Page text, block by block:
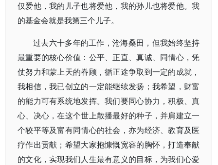
仅爱他，我的儿子也将爱他，我的孙儿也将爱他。我
的基金会就是我第三个儿子。
过去六十多年的工作，沧海桑田，但我始终坚持
最重要的核心价值：公平、正直、真诚、同情心，凭
仗努力和蒙上天的眷顾，循正途争取到一定的成就，
我相信，我已创立的一定能继续发扬；我希望，财富
的能力可有系统地发挥。我们要同心协力，积极、真
心、决心，在这个世上散播最好的种子，并肩建立一
个较平等及富有同情心的社会，亦为经济、教育及医
疗作出贡献；希望大家抱慷慨宽容的胸怀，打造奉献
的文化，实现我们人生最有意义的目标，为我们心爱